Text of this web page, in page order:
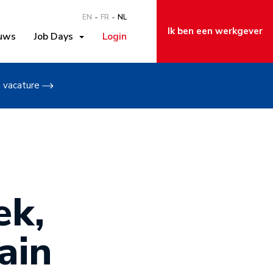
EN FR NL
Job Days Login Ik ben een werkgever
vacature